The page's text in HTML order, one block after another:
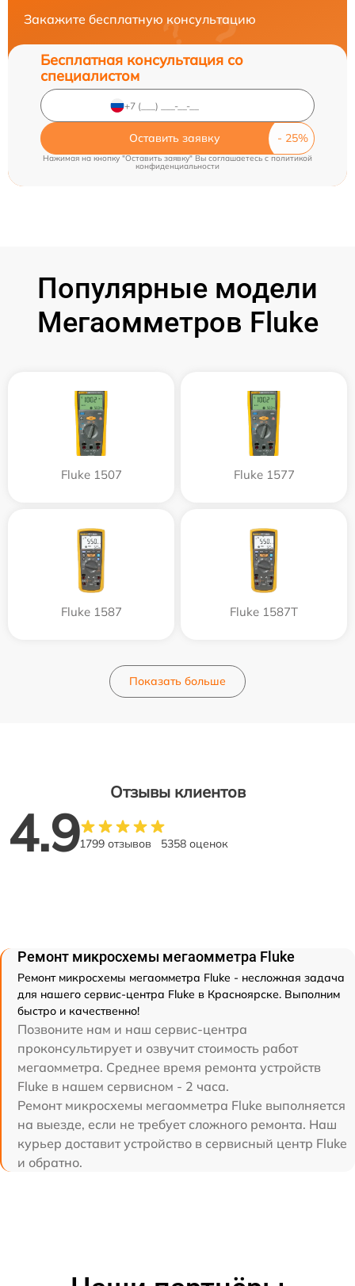
Закажите бесплатную консультацию
Бесплатная консультация со
специалистом
Оставить заявку
Нажимая на кнопку "Оставить заявку" Вы соглашаетесь cполитикой
конфиденциальности
Популярные модели
Мегаомметров Fluke
Fluke 1507 Fluke 1577
Fluke 1587 Fluke 1587T
Показать больше
Отзывы клиентов
4.91799 отзывов 5358 оценок
Ремонт микросхемы мегаомметра Fluke
Ремонт микросхемы мегаомметра Fluke - несложная задача
для нашего сервис-центра Fluke в Красноярске. Выполним
быстро и качественно!
Позвоните нам и наш сервис-центра
проконсультирует и озвучит стоимость работ
мегаомметра. Среднее время ремонта устройств
Fluke в нашем сервисном - 2 часа.
Ремонт микросхемы мегаомметра Fluke выполняется
на выезде, если не требует сложного ремонта. Наш
курьер доставит устройство в сервисный центр Fluke
и обратно.